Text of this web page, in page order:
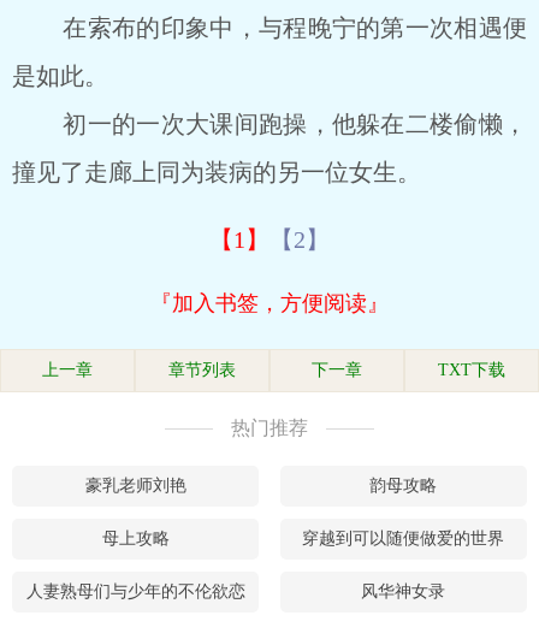
在索布的印象中，与程晚宁的第一次相遇便
是如此。
初一的一次大课间跑操，他躲在二楼偷懒，
撞见了走廊上同为装病的另一位女生。
【1】 【2】
『加入书签，方便阅读』
上一章 章节列表 下一章 TXT下载
热门推荐
豪乳老师刘艳 韵母攻略
母上攻略 穿越到可以随便做爱的世界
人妻熟母们与少年的不伦欲恋 风华神女录